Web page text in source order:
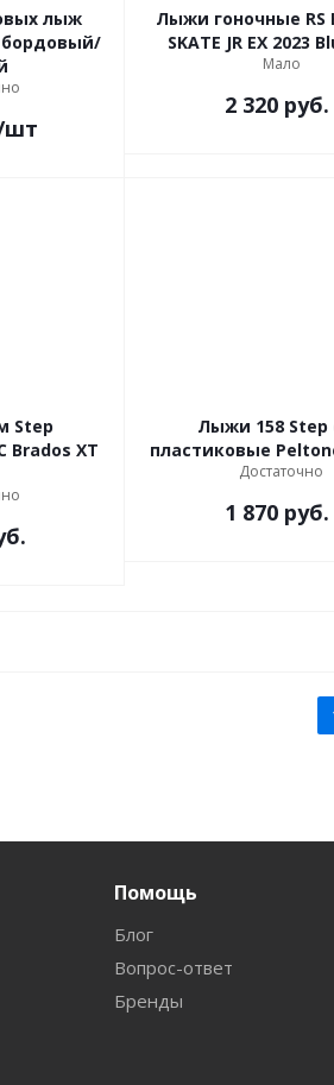
лыж
бордовый/
Лыжи гоночные RS
SKATE JR EX 2023
Мало
2 320руб.
Step
Brados XT
Лыжи 158 Step
пластиковые
Достаточно
1 870руб.
Помощь
Блог
Вопрос-ответ
Бренды